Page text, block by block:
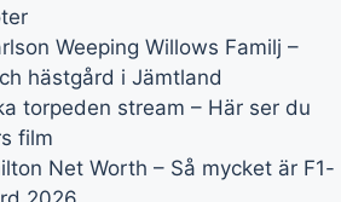
Weeping Willows Familj –
hästgård i Jämtland
torpeden stream – Här ser du
film
Net Worth – Så mycket är F1-